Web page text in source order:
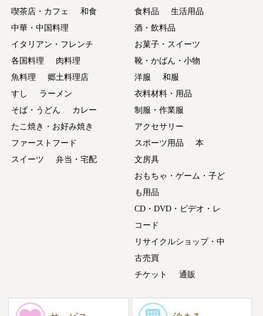
喫茶店・カフェ
和食
中華・中国料理
イタリアン・フレンチ
各国料理
肉料理
魚料理
郷土料理店
すし
ラーメン
そば・うどん
カレー
たこ焼き・お好み焼き
ファーストフード
スイーツ
弁当・宅配
食料品
生活用品
酒・飲料品
お菓子・スイーツ
靴・かばん・小物
洋服
和服
衣料材料・用品
制服・作業服
アクセサリー
スポーツ用品
本
文房具
おもちゃ・ゲーム・子ど
も用品
CD・DVD・ビデオ・レ
コード
リサイクルショップ・中
古売買
チケット
通販